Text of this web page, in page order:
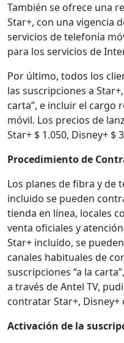
También se ofrece una
Star+, con una vigencia
servicios de telefonía
para los servicios de
Por último, todos los
las suscripciones a
carta”, e incluir el cargo
móvil. Los precios de
Star+ $ 1.050, Disney+ $
Procedimiento de
Los planes de fibra y de
incluido se pueden
tienda en línea, locales
venta oficiales y
Star+ incluido, se
canales habituales de
suscripciones “a la
a través de Antel TV,
contratar Star+, Disney+
Activación de la